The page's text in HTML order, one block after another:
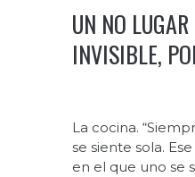
UN NO
INVISIBLE,
La cocina.
se siente sola.
en el que uno se